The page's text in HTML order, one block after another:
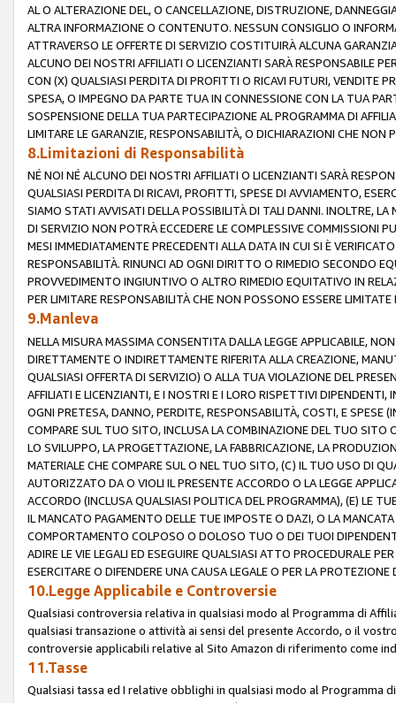
AL O ALTERAZIONE DEL, O CANCELLAZIONE, DISTRUZIONE,
ALTRA INFORMAZIONE O CONTENUTO. NESSUN CONSIGLIO O
ATTRAVERSO LE OFFERTE DI SERVIZIO COSTITUIRÀ ALCUNA
ALCUNO DEI NOSTRI AFFILIATI O LICENZIANTI SARÀ RESPONSABILE
CON (X) QUALSIASI PERDITA DI PROFITTI O RICAVI FUTURI, VENDITE
SPESA, O IMPEGNO DA PARTE TUA IN CONNESSIONE CON LA TUA
SOSPENSIONE DELLA TUA PARTECIPAZIONE AL PROGRAMMA DI
LIMITARE LE GARANZIE, RESPONSABILITÀ, O DICHIARAZIONI CHE NON
8.Limitazioni di Responsabilità
NÉ NOI NÉ ALCUNO DEI NOSTRI AFFILIATI O LICENZIANTI SARÀ
QUALSIASI PERDITA DI RICAVI, PROFITTI, SPESE DI AVVIAMENTO,
SIAMO STATI AVVISATI DELLA POSSIBILITÀ DI TALI DANNI. INOLTRE,
DI SERVIZIO NON POTRÀ ECCEDERE LE COMPLESSIVE COMMISSIONI
MESI IMMEDIATAMENTE PRECEDENTI ALLA DATA IN CUI SI È
RESPONSABILITÀ. RINUNCI AD OGNI DIRITTO O RIMEDIO SECONDO
PROVVEDIMENTO INGIUNTIVO O ALTRO RIMEDIO EQUITATIVO IN
PER LIMITARE RESPONSABILITÀ CHE NON POSSONO ESSERE LIMITATE
9.Manleva
NELLA MISURA MASSIMA CONSENTITA DALLA LEGGE APPLICABILE,
DIRETTAMENTE O INDIRETTAMENTE RIFERITA ALLA CREAZIONE,
QUALSIASI OFFERTA DI SERVIZIO) O ALLA TUA VIOLAZIONE DEL
AFFILIATI E LICENZIANTI, E I NOSTRI E I LORO RISPETTIVI
OGNI PRETESA, DANNO, PERDITE, RESPONSABILITÀ, COSTI, E SPESE
COMPARE SUL TUO SITO, INCLUSA LA COMBINAZIONE DEL TUO SITO
LO SVILUPPO, LA PROGETTAZIONE, LA FABBRICAZIONE, LA
MATERIALE CHE COMPARE SUL O NEL TUO SITO, (C) IL TUO USO DI
AUTORIZZATO DA O VIOLI IL PRESENTE ACCORDO O LA LEGGE
ACCORDO (INCLUSA QUALSIASI POLITICA DEL PROGRAMMA), (E) LE
IL MANCATO PAGAMENTO DELLE TUE IMPOSTE O DAZI, O LA
COMPORTAMENTO COLPOSO O DOLOSO TUO O DEI TUOI
ADIRE LE VIE LEGALI ED ESEGUIRE QUALSIASI ATTO PROCEDURALE
ESERCITARE O DIFENDERE UNA CAUSA LEGALE O PER LA
10.Legge Applicabile e Controversie
Qualsiasi controversia relativa in qualsiasi modo al Programma di
qualsiasi transazione o attività ai sensi del presente Accordo, o il
controversie applicabili relative al Sito Amazon di riferimento come
11.Tasse
Qualsiasi tassa ed I relative obblighi in qualsiasi modo al